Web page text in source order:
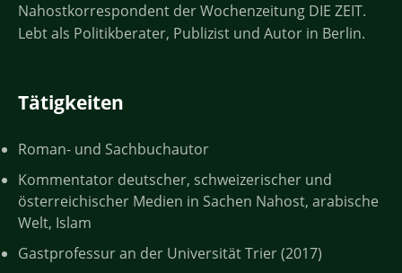
Nahostkorrespondent der Wochenzeitung DIE ZEIT.
Lebt als Politikberater, Publizist und Autor in Berlin.
Tätigkeiten
Roman- und Sachbuchautor
Kommentator deutscher, schweizerischer und
österreichischer Medien in Sachen Nahost, arabische
Welt, Islam
Gastprofessur an der Universität Trier (2017)